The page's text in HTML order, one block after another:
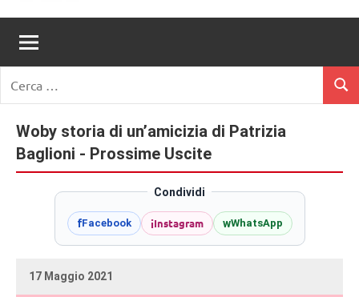
Un
Cuore
Tra
I
Libri
romanzi
romance
e
non
solo.
Recensioni,
anteprime,
delle
per:
Woby storia di un’amicizia di Patrizia
Baglioni - Prossime Uscite
Condividi
fFacebook iInstagram wWhatsApp
17 Maggio 2021
uctil_user
Nessun